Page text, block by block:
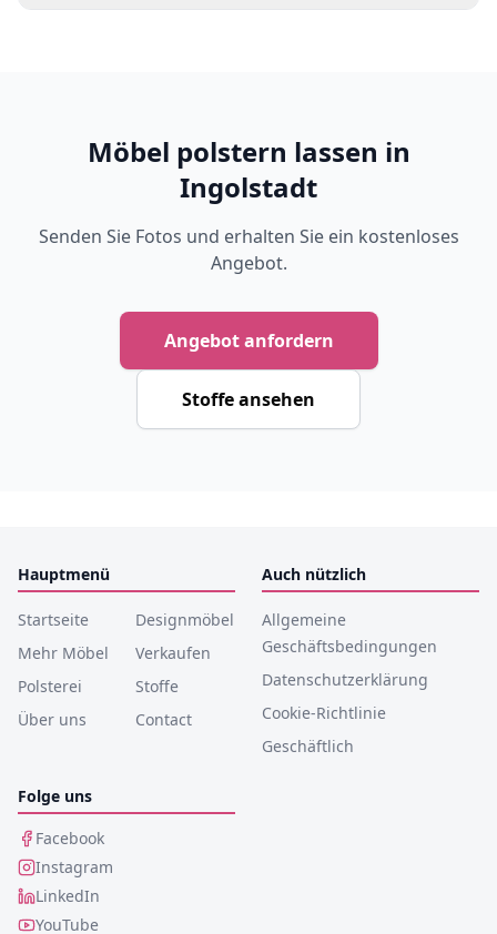
Möbel polstern lassen in
Ingolstadt
Senden Sie Fotos und erhalten Sie ein kostenloses
Angebot.
Angebot anfordern
Stoffe ansehen
Hauptmenü
Startseite
Designmöbel
Mehr Möbel
Verkaufen
Polsterei
Stoffe
Über uns
Contact
Auch nützlich
Allgemeine
Geschäftsbedingungen
Datenschutzerklärung
Cookie-Richtlinie
Geschäftlich
Folge uns
Facebook
Instagram
LinkedIn
YouTube